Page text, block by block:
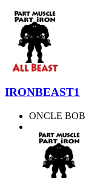
IRONBEAST1
ONCLE BOB